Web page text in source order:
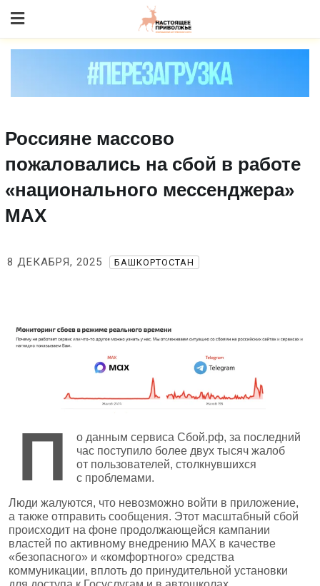
to content
Россияне массово
пожаловались на сбой в работе
«национального мессенджера»
MAX
8 ДЕКАБРЯ, 2025 БАШКОРТОСТАН
П
о данным сервиса Сбой.рф, за последний
час поступило более двух тысяч жалоб
от пользователей, столкнувшихся
с проблемами.
Люди жалуются, что невозможно войти в приложение,
а также отправить сообщения. Этот масштабный сбой
происходит на фоне продолжающейся кампании
властей по активному внедрению MAX в качестве
«безопасного» и «комфортного» средства
коммуникации, вплоть до принудительной установки